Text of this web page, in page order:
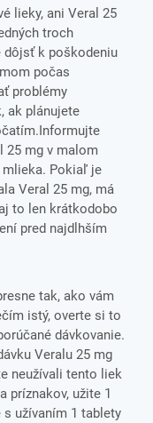
lieky, ani Veral 25
troch
dôjsť k poškodeniu
počas
problémy
ak plánujete
25 mg v malom
Pokiaľ je
Veral 25 mg, má
to len krátkodobo
pred najdlhším
tak, ako vám
istý, overte si to
dávkovanie.
Veralu 25 mg
neužívali tento liek
príznakov, užite 1
užívaním 1 tablety